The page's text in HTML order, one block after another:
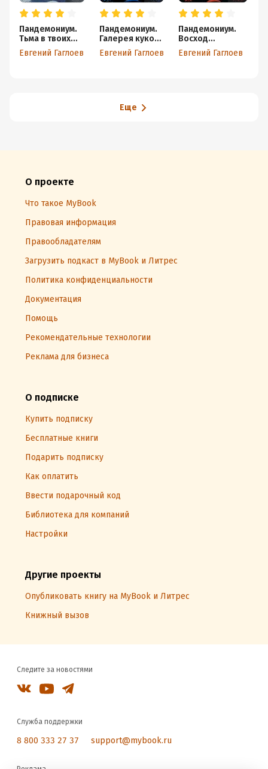
Пандемониум.
Тьма в твоих
глазах
Евгений Гаглоев
Пандемониум.
Галерея кукол
и костей
Евгений Гаглоев
Пандемониум.
Восход
багровой ночи
Евгений Гаглоев
Еще
О проекте
Что такое MyBook
Правовая информация
Правообладателям
Загрузить подкаст в MyBook и Литрес
Политика конфиденциальности
Документация
Помощь
Рекомендательные технологии
Реклама для бизнеса
О подписке
Купить подписку
Бесплатные книги
Подарить подписку
Как оплатить
Ввести подарочный код
Библиотека для компаний
Настройки
Другие проекты
Опубликовать книгу на MyBook и Литрес
Книжный вызов
Следите за новостями
Служба поддержки
8 800 333 27 37 support@mybook.ru